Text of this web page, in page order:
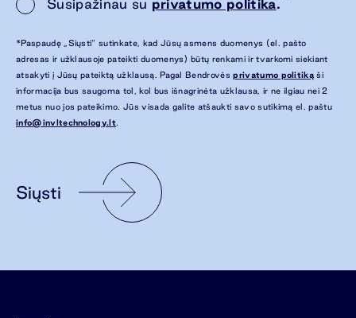
Susipažinau su privatumo politika.
*Paspaudę „Siųsti“ sutinkate, kad Jūsų asmens duomenys (el. pašto
adresas ir užklausoje pateikti duomenys) būtų renkami ir tvarkomi siekiant
atsakyti į Jūsų pateiktą užklausą. Pagal Bendrovėsprivatumo politiką ši
informacija bus saugoma tol, kol bus išnagrinėta užklausa, ir ne ilgiau nei 2
metus nuo jos pateikimo. Jūs visada galite atšaukti savo sutikimą el. paštu
info@invltechnology.lt.
Siųsti